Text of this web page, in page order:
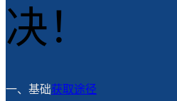
决！
一、基础获取途径